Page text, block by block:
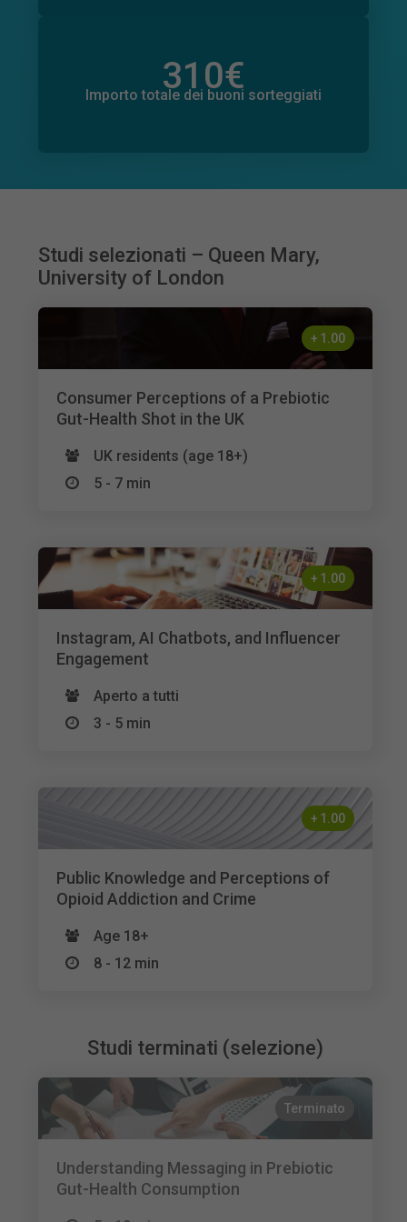
310€
Importo totale dei buoni sorteggiati
0€
Importo totale delle donazioni promesse
Studi selezionati – Queen Mary,
University of London
+ 1.00
Consumer Perceptions of a Prebiotic
Gut-Health Shot in the UK
UK residents (age 18+)
5 - 7 min
+ 1.00
Instagram, AI Chatbots, and Influencer
Engagement
Aperto a tutti
3 - 5 min
+ 1.00
Public Knowledge and Perceptions of
Opioid Addiction and Crime
Age 18+
8 - 12 min
Studi terminati (selezione)
Terminato
Understanding Messaging in Prebiotic
Gut-Health Consumption